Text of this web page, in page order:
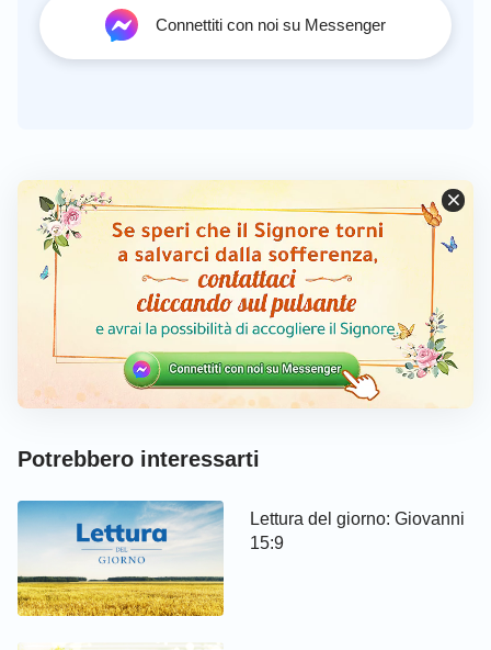
Connettiti con noi su Messenger
Potrebbero interessarti
Lettura del giorno: Giovanni
15:9